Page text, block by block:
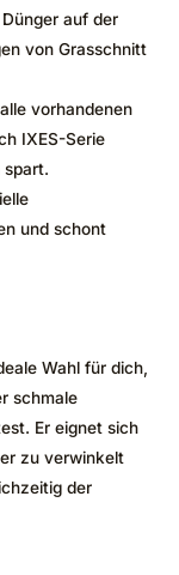
auf der
von Grasschnitt
vorhandenen
IXES-Serie
spart.
und schont
Wahl für dich,
schmale
Er eignet sich
zu verwinkelt
der